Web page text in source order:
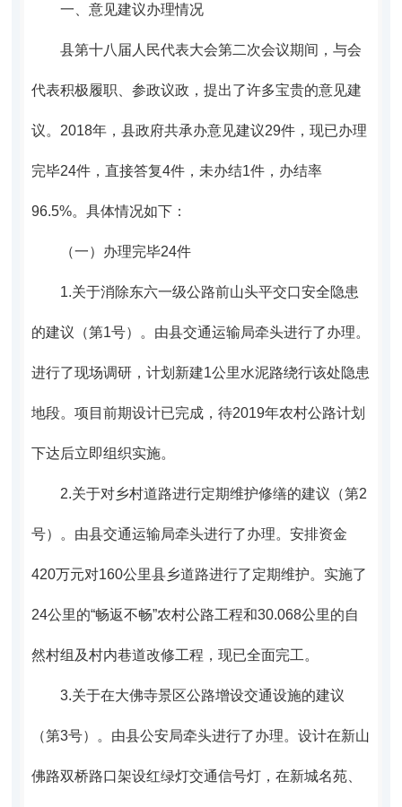
一、意见建议办理情况
县第十八届人民代表大会第二次会议期间，与会
代表积极履职、参政议政，提出了许多宝贵的意见建
议。2018年，县政府共承办意见建议29件，现已办理
完毕24件，直接答复4件，未办结1件，办结率
96.5%。具体情况如下：
（一）办理完毕24件
1.关于消除东六一级公路前山头平交口安全隐患
的建议（第1号）。 由县交通运输局牵头进行了办理。
进行了现场调研，计划 新建1公里水泥路绕行该处隐患
地段。项目前期设计已完成，待2019年农村公路计划
下达后立即组织实施。
2.关于对乡村道路进行定期维护修缮的建议（第2
号）。 由县交通运输局牵头进行了办理。 安排资金
420万元对160公里县乡道路进行了定期维护。实施了
24公里的“畅返不畅”农村公路工程和30.068公里的自
然村组及村内巷道改修工程，现已全面完工。
3.关于在大佛寺景区公路增设交通设施的建议
（第3号）。 由县公安局牵头进行了办理。设计在新山
佛路双桥路口架设红绿灯交通信号灯，在新城名苑、